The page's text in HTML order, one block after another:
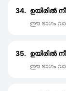
34. ഉയിരിൽ
ഈ ഭാഗം
35. ഉയിരിൽ
ഈ ഭാഗം